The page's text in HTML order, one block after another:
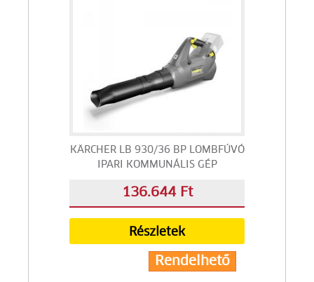
KÄRCHER LB 930/36 BP LOMBFÚVÓ
IPARI KOMMUNÁLIS GÉP
136.644 Ft
Részletek
Rendelhető